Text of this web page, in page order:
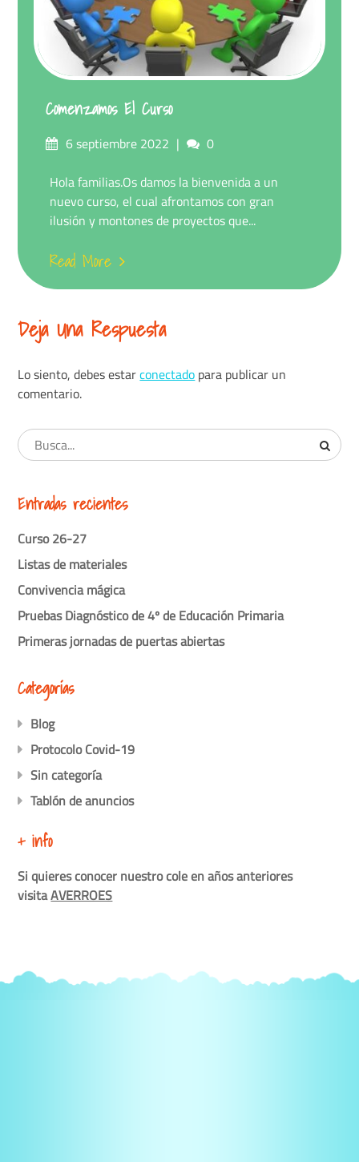
Comenzamos El Curso
6 septiembre 2022
0
Hola familias.Os damos la bienvenida a un
nuevo curso, el cual afrontamos con gran
ilusión y montones de proyectos que...
Read More
Deja Una Respuesta
Lo siento, debes estarconectado para publicar un
comentario.
Entradas recientes
Curso 26-27
Listas de materiales
Convivencia mágica
Pruebas Diagnóstico de 4º de Educación Primaria
Primeras jornadas de puertas abiertas
Categorías
Blog
Protocolo Covid-19
Sin categoría
Tablón de anuncios
+ info
Si quieres conocer nuestro cole en años anteriores
visitaAVERROES